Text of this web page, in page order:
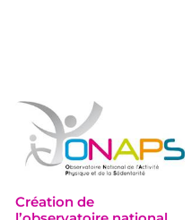
Création de